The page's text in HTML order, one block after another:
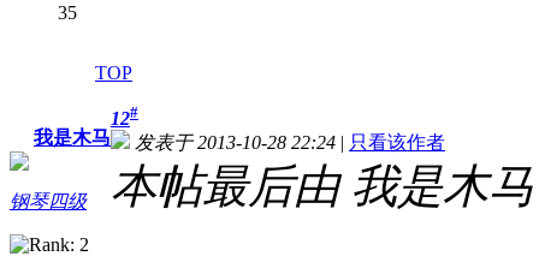
35
TOP
我是木马
钢琴四级
12#
发表于 2013-10-28 22:24 | 只看该作者
本帖最后由 我是木